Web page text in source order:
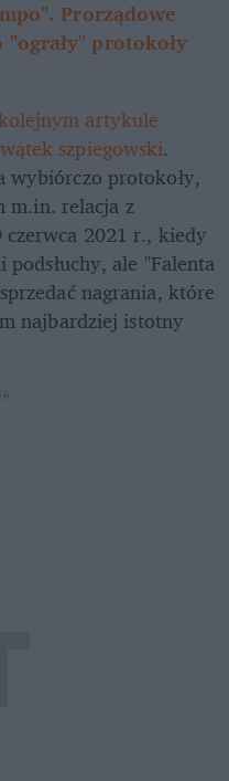
Prorządowe
protokoły
artykule
szpiegowski.
wybiórczo protokoły,
m.in. relacja z
czerwca 2021 r., kiedy
ale "Falenta
nagrania, które
najbardziej istotny